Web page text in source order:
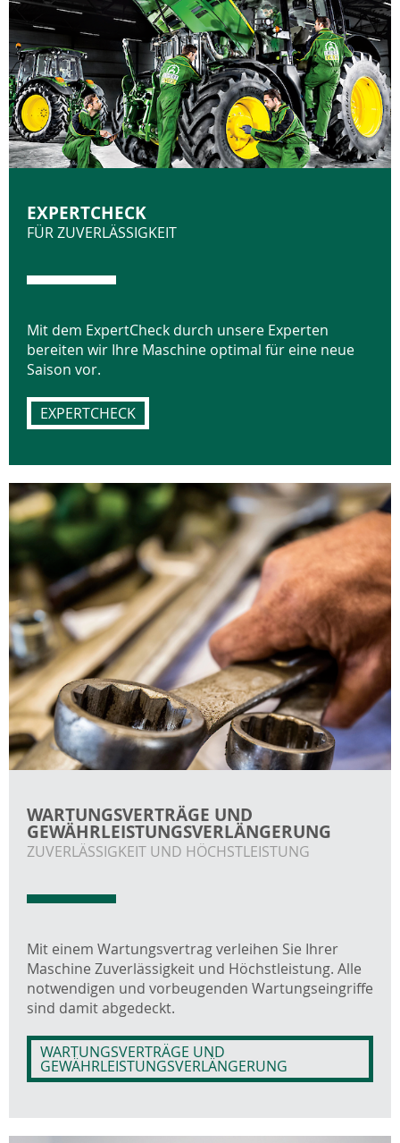
EXPERTCHECK
FÜR ZUVERLÄSSIGKEIT
Mit dem ExpertCheck durch unsere Experten
bereiten wir Ihre Maschine optimal für eine neue
Saison vor.
EXPERTCHECK
WARTUNGS­VERTRÄGE UND
GEWÄHRLEISTUNGS­VERLÄNGERUNG
ZUVERLÄSSIGKEIT UND HÖCHSTLEISTUNG
Mit einem Wartungsvertrag verleihen Sie Ihrer
Maschine Zuverlässigkeit und Höchstleistung. Alle
notwendigen und vorbeugenden Wartungseingriffe
sind damit abgedeckt.
WARTUNGSVERTRÄGE UND
GEWÄHRLEISTUNGSVERLÄNGERUNG